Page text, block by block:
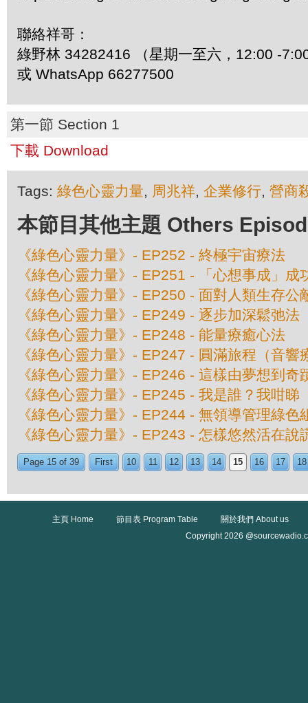
聯絡祥哥：
綠野林 34282416 （星期一至六，12:00 -
或 WhatsApp 66277500
第一節 Section 1
下載 Download
Tags: 綠色心靈力量, 周兆祥, 企業修行, 營商
本節目其他主題 Others
《綠色心靈力量》- EP252 - 終極宇宙療法
《綠色心靈力量》- EP251 - 「心想事成」成
《綠色心靈力量》- EP250 - 面對人類生存公
《綠色心靈力量》- EP249 - 逐步加深鬆弛法
《綠色心靈力量》- EP248 - 能量療癒心法
《綠色心靈力量》- EP247 - 圓滿旅程（音響
《綠色心靈力量》- EP246 - 這樣由夢想到奇
《綠色心靈力量》- EP245 - 我是誰？我咁睇
《綠色心靈力量》- EP244 - 無領導管理綠色
《綠色心靈力量》- EP243 - 怎樣悠然活在說
Page 15 of 39 First 10 11 12 13 14 15 16 17 18
主頁 Home 節目表 Program Table
關於我們 About us
Copyright 2026